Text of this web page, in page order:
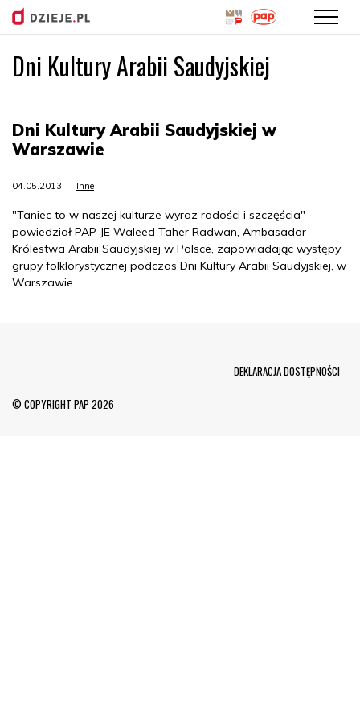
Przejdź
do
Dni Kultury Arabii Saudyjskiej
Dni Kultury Arabii Saudyjskiej w
Warszawie
04.05.2013 Inne
"Taniec to w naszej kulturze wyraz radości i szczęścia" -
powiedział PAP JE Waleed Taher Radwan, Ambasador
Królestwa Arabii Saudyjskiej w Polsce, zapowiadając występy
grupy folklorystycznej podczas Dni Kultury Arabii Saudyjskiej, w
Warszawie.
© COPYRIGHT PAP 2026
DEKLARACJA DOSTĘPNOŚCI